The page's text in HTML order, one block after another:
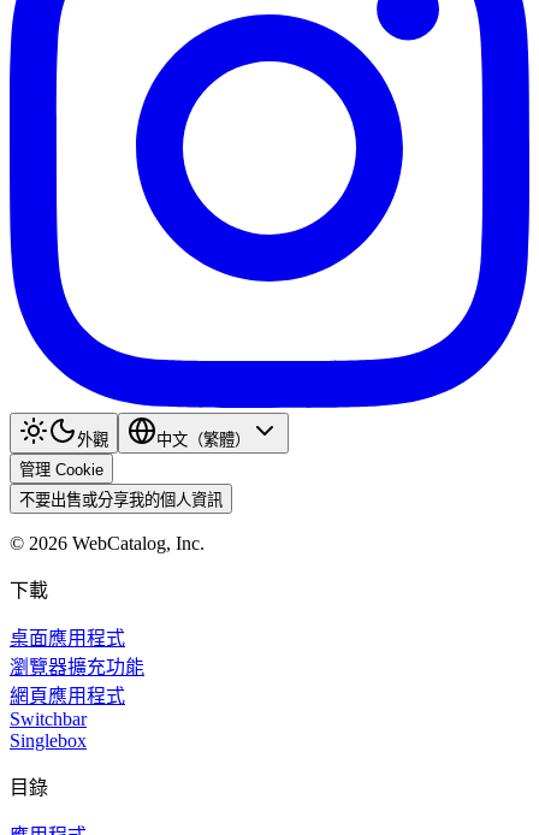
外觀
中文（繁體）
管理 Cookie
不要出售或分享我的個人資訊
© 2026 WebCatalog, Inc.
下載
桌面應用程式
瀏覽器擴充功能
網頁應用程式
Switchbar
Singlebox
目錄